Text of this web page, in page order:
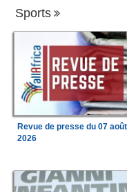
Sports
Revue de presse du 07 août
2026